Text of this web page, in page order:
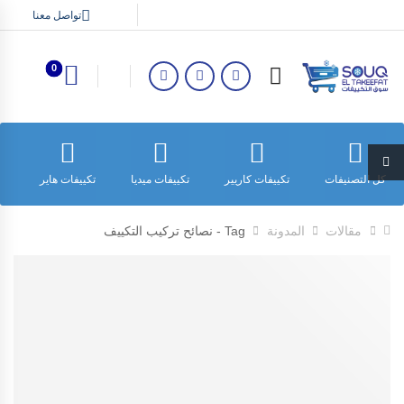
تواصل معنا
0
كل التصنيفات تكييفات كاريير تكييفات ميديا تكييفات هاير
مقالات المدونة Tag - نصائح تركيب التكييف